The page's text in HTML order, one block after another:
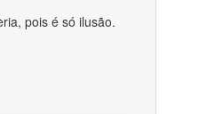
pois é só ilusão.